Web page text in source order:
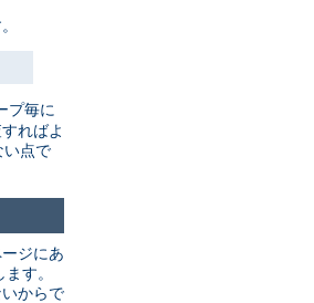
プ毎に
ればよ
い点で
ジにあ
す。
からで